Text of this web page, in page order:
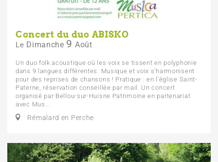
Concert du duo ABISKO
Le Dimanche 9 Août
Un duo folk acoustique où les voix se tissent en polyphonie
dans 9 langues différentes. Musique et voix s'harmonisent
pour des reprises de chansons ! Pratique : en l'église Saint-
Paterne, réservation conseillée par mail. Un concert
organisé par Bellou-sur-Huisne Patrimoine en partenariat
avec Mus...
Rémalard en Perche